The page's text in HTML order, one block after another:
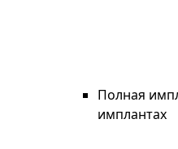
Полная
имплантах